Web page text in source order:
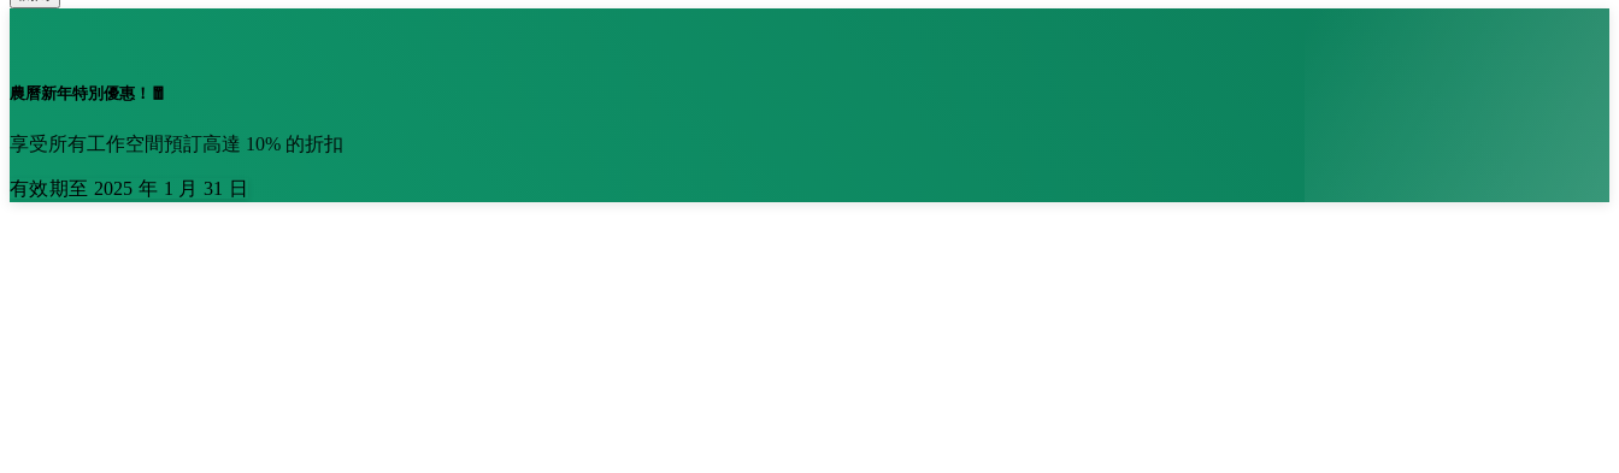
農曆新年特別優惠！🧧
享受所有工作空間預訂高達 10% 的折扣
有效期至 2025 年 1 月 31 日